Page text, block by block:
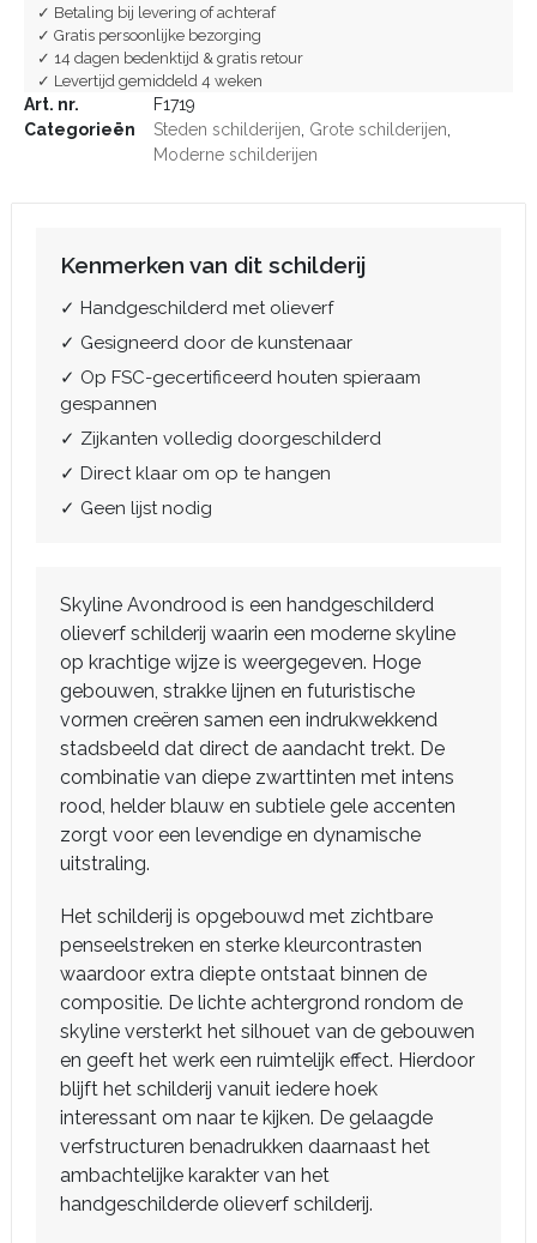
✓ Betaling bij levering of achteraf
✓ Gratis persoonlijke bezorging
✓ 14 dagen bedenktijd & gratis retour
✓ Levertijd gemiddeld 4 weken
Art. nr.
F1719
Categorieën
Steden schilderijen Grote schilderijen
Moderne schilderijen
Kenmerken van dit schilderij
✓ Handgeschilderd met olieverf
✓ Gesigneerd door de kunstenaar
✓ Op FSC-gecertificeerd houten spieraam
gespannen
✓ Zijkanten volledig doorgeschilderd
✓ Direct klaar om op te hangen
✓ Geen lijst nodig
Skyline Avondrood is een handgeschilderd
olieverf schilderij waarin een moderne skyline
op krachtige wijze is weergegeven. Hoge
gebouwen, strakke lijnen en futuristische
vormen creëren samen een indrukwekkend
stadsbeeld dat direct de aandacht trekt. De
combinatie van diepe zwarttinten met intens
rood, helder blauw en subtiele gele accenten
zorgt voor een levendige en dynamische
uitstraling.
Het schilderij is opgebouwd met zichtbare
penseelstreken en sterke kleurcontrasten
waardoor extra diepte ontstaat binnen de
compositie. De lichte achtergrond rondom de
skyline versterkt het silhouet van de gebouwen
en geeft het werk een ruimtelijk effect. Hierdoor
blijft het schilderij vanuit iedere hoek
interessant om naar te kijken. De gelaagde
verfstructuren benadrukken daarnaast het
ambachtelijke karakter van het
handgeschilderde olieverf schilderij.